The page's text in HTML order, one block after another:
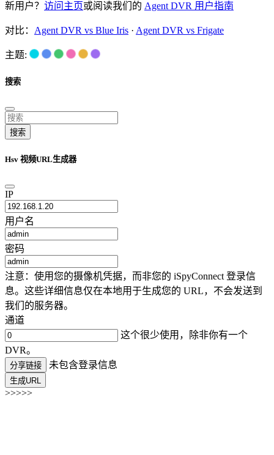
新用户？ 访问主页或阅读我们的 Agent DVR 用户指南
对比： Agent DVR vs Blue Iris · Agent DVR vs Frigate
主题:
搜索
搜索
Hsv 视频URL生成器
IP
用户名
密码
注意：使用您的摄像机凭据，而非您的 iSpyConnect 登录信
息。这些详细信息仅在本地用于生成您的 URL，不会发送到
我们的服务器。
通道
这个很少使用，除非你有一个
DVR。
分享链接 未包含登录信息
生成URL
>>>>>